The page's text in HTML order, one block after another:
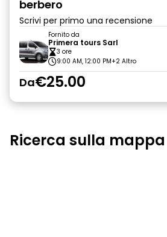
berbero
Scrivi per primo una recensione
Fornito da
Primera tours Sarl
3 ore
9:00 AM, 12:00 PM+2 Altro
Da€25.00
Ricerca sulla mappa